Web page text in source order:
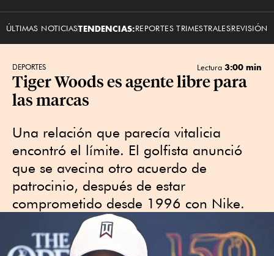
ÚLTIMAS NOTICIASTENDENCIAS:REPORTES TRIMESTRALESREVISIÓN
DEPORTES Lectura 3:00 min
Tiger Woods es agente libre para
las marcas
Una relación que parecía vitalicia
encontró el límite. El golfista anunció
que se avecina otro acuerdo de
patrocinio, después de estar
comprometido desde 1996 con Nike.